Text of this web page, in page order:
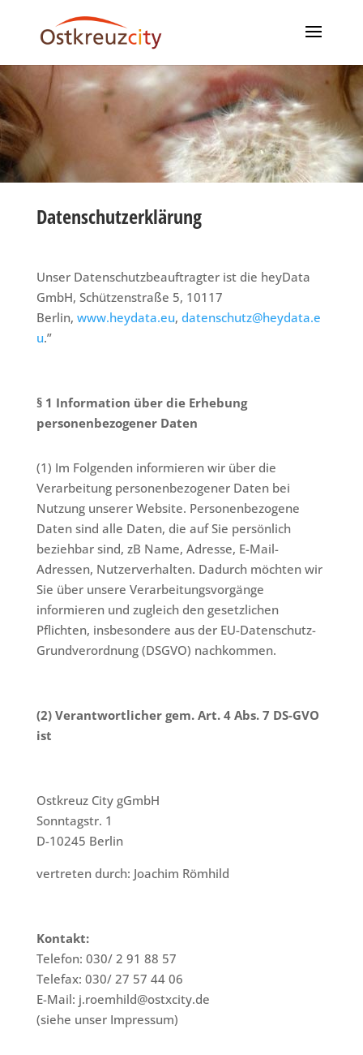
Datenschutzerklärung
Unser Datenschutzbeauftragter ist die heyData
GmbH, Schützenstraße 5, 10117
Berlin, www.heydata.eu, datenschutz@heydata.e
u.”
§ 1 Information über die Erhebung
personenbezogener Daten
(1) Im Folgenden informieren wir über die
Verarbeitung personenbezogener Daten bei
Nutzung unserer Website. Personenbezogene
Daten sind alle Daten, die auf Sie persönlich
beziehbar sind, zB Name, Adresse, E-Mail-
Adressen, Nutzerverhalten. Dadurch möchten wir
Sie über unsere Verarbeitungsvorgänge
informieren und zugleich den gesetzlichen
Pflichten, insbesondere aus der EU-Datenschutz-
Grundverordnung (DSGVO) nachkommen.
(2) Verantwortlicher gem. Art. 4 Abs. 7 DS-GVO
ist
Ostkreuz City gGmbH
Sonntagstr. 1
D-10245 Berlin
vertreten durch: Joachim Römhild
Kontakt:
Telefon: 030/ 2 91 88 57
Telefax: 030/ 27 57 44 06
E-Mail: j.roemhild@ostxcity.de
(siehe unser Impressum)